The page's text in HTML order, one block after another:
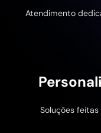
Atendimento
Soluções